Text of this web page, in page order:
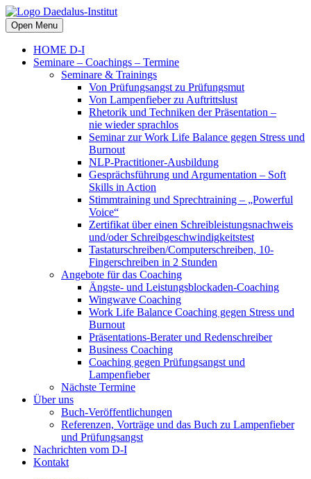
Open Menu
HOME D-I
Seminare – Coachings – Termine
Seminare & Trainings
Von Prüfungsangst zu Prüfungsmut
Von Lampenfieber zu Auftrittslust
Rhetorik und Techniken der Präsentation –
nie wieder sprachlos
Seminar zur Work Life Balance gegen Stress und
Burnout
NLP-Practitioner-Ausbildung
Gesprächsführung und Argumentation – Soft
Skills in Action
Stimmtraining und Sprechtraining – „Powerful
Voice“
Zertifikat über einen Schreibleistungsnachweis
und/oder Schreibgeschwindigkeitstest
Tastaturschreiben/Computerschreiben, 10-
Fingerschreiben in 2 Stunden
Angebote für das Coaching
Ängste- und Leistungsblockaden-Coaching
Wingwave Coaching
Work Life Balance Coaching gegen Stress und
Burnout
Präsentations-Berater und Redenschreiber
Business Coaching
Coaching gegen Prüfungsangst und
Lampenfieber
Nächste Termine
Über uns
Buch-Veröffentlichungen
Referenzen, Vorträge und das Buch zu Lampenfieber
und Prüfungsangst
Nachrichten vom D-I
Kontakt